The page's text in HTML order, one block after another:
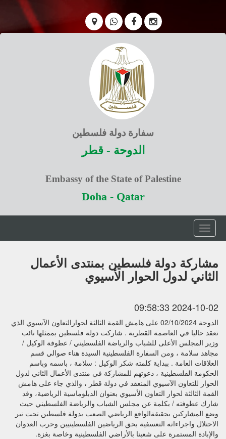
سفارة دولة فلسطين
الدوحة - قطر
Embassy of the State of Palestine
Doha - Qatar
Toggle
navigation
مشاركة دولة فلسطين بمنتدى الأعمال
الثاني لدول الحوار الأسيوي
2024-10-02 09:58:33
الدوحة 02/10/2024 على هامش القمة الثالثة لحوارالتعاون الآسيوي الذي
تعقد حاليا في العاصمة القطرية . شاركت دولة فلسطين بممثلها نائب
وزير المجلس الأعلى للشباب والرياضة الفلسطيني / عطوفة الوكيل /
مجاهد سلامة ، ومن السفارة الفلسطينية السيدة هناء صوالي قسم
العلاقات العامة . ببداية كلمته شكر الوكيل : سلامة ، باسمه وباسم
الحكومة الفلسطينية ، دعوتهم للمشاركة في منتدى الأعمال الثاني لدول
الحوار للتعاون الآسيوي المنعقد في دولة قطر ، والذي جاء على هامش
القمة الثالثة لحوار التعاون الأسيوي بعنوان الدبلوماسية الرياضية، وقد
شارك عطوفته / بكلمة عن مجلس الشباب والرياضة الفلسطيني حيث
وضع المشاركين بحقيقةالواقع الرياضي الصعب بدولة فلسطين تحت نير
الاحتلال واجراءاته التعسفية بحق الرياضين الفلسطينيين وحرب العدوان
والإبادة المستمرة على شعبنا بالأراضي الفلسطينية وخاصة بغزة.